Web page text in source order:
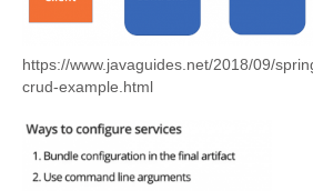
https://www.javaguides.net/2018/09/
crud-example.html